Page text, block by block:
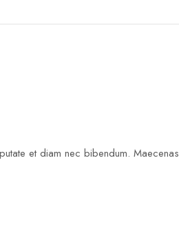
et diam nec bibendum. Maecenas